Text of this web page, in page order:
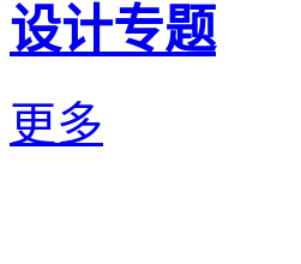
设计专题
更多